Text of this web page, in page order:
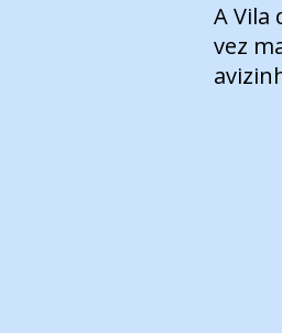
A Vila
vez